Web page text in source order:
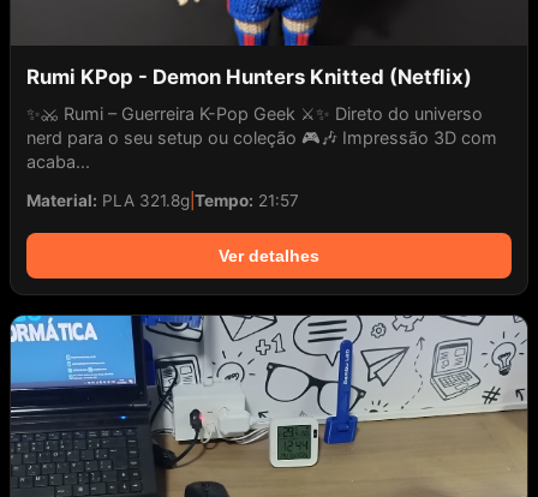
Rumi KPop - Demon Hunters Knitted (Netflix)
✨⚔️ Rumi – Guerreira K-Pop Geek ⚔️✨ Direto do universo
nerd para o seu setup ou coleção 🎮🎶 Impressão 3D com
acaba...
Material: PLA 321.8g| Tempo: 21:57
Ver detalhes